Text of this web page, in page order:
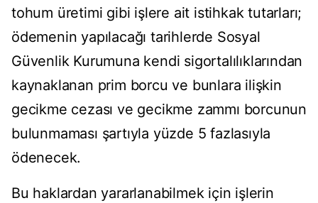
tohum üretimi gibi işlere ait istihkak tutarları;
ödemenin yapılacağı tarihlerde Sosyal
Güvenlik Kurumuna kendi sigortalılıklarından
kaynaklanan prim borcu ve bunlara ilişkin
gecikme cezası ve gecikme zammı borcunun
bulunmaması şartıyla yüzde 5 fazlasıyla
ödenecek.
Bu haklardan yararlanabilmek için işlerin